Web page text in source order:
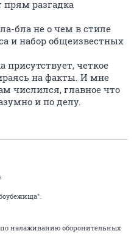
прям разгадка
бла не о чем в стиле
и набор общеизвестных
присутствует, четкое
на факты. И мне
числился, главное что
и по делу.
налаживанию оборонительных